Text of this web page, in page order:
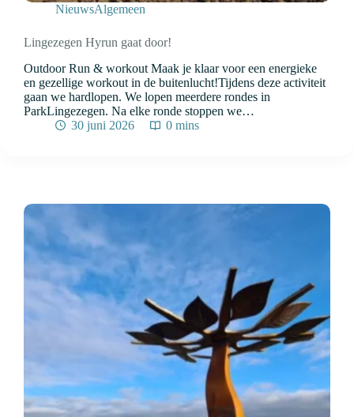
NieuwsAlgemeen
Lingezegen Hyrun gaat door!
Outdoor Run & workout Maak je klaar voor een energieke
en gezellige workout in de buitenlucht!Tijdens deze activiteit
gaan we hardlopen. We lopen meerdere rondes in
ParkLingezegen. Na elke ronde stoppen we…
30 juni 2026
0 mins